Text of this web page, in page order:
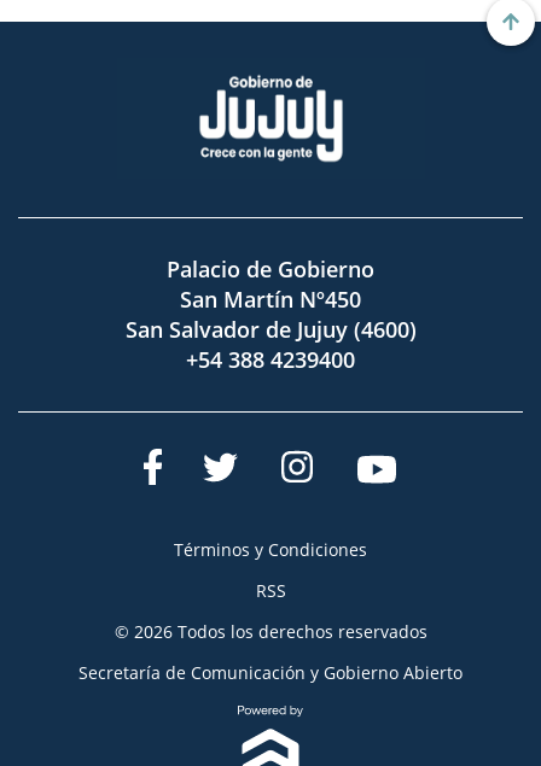
Palacio de Gobierno
San Martín Nº450
San Salvador de Jujuy (4600)
+54 388 4239400
Términos y Condiciones
RSS
© 2026 Todos los derechos reservados
Secretaría de Comunicación y Gobierno Abierto